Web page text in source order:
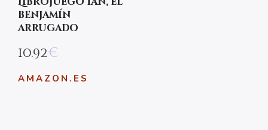
benjamín
arrugado
10.92€
AMAZON.ES